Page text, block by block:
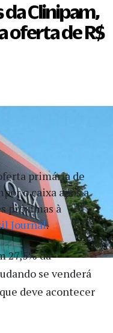
da Clinipam,
oferta de R$
primária de
o caixa após a
próximas à
Journal.
27,5% da
se venderá
deve acontecer